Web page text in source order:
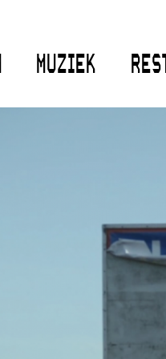
MUZIEK